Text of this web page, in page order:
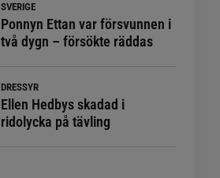
SVERIGE
Ponnyn Ettan var försvunnen i
två dygn – försökte räddas
DRESSYR
Ellen Hedbys skadad i
ridolycka på tävling